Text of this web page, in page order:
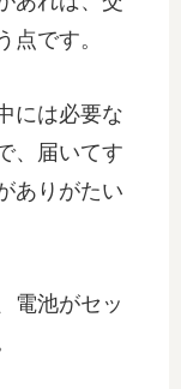
点です。
には必要な
、届いてす
ありがたい
電池がセッ